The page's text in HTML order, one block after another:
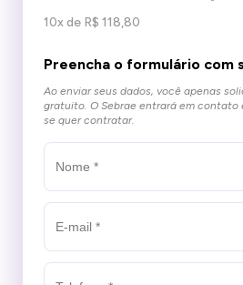
10x de R$ 118,80
Preencha o formulário com
Ao enviar seus dados, você apenas
gratuito. O Sebrae entrará em contato
se quer contratar.